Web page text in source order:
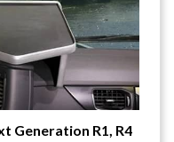
Generation R1, R4